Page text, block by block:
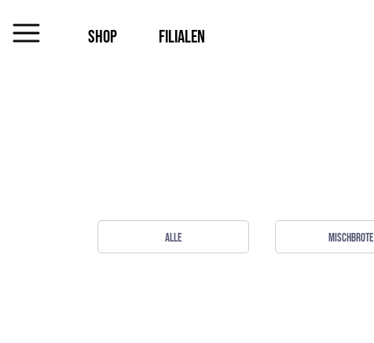
MENUSHOP FILIALEN
ALLE Mischbrote